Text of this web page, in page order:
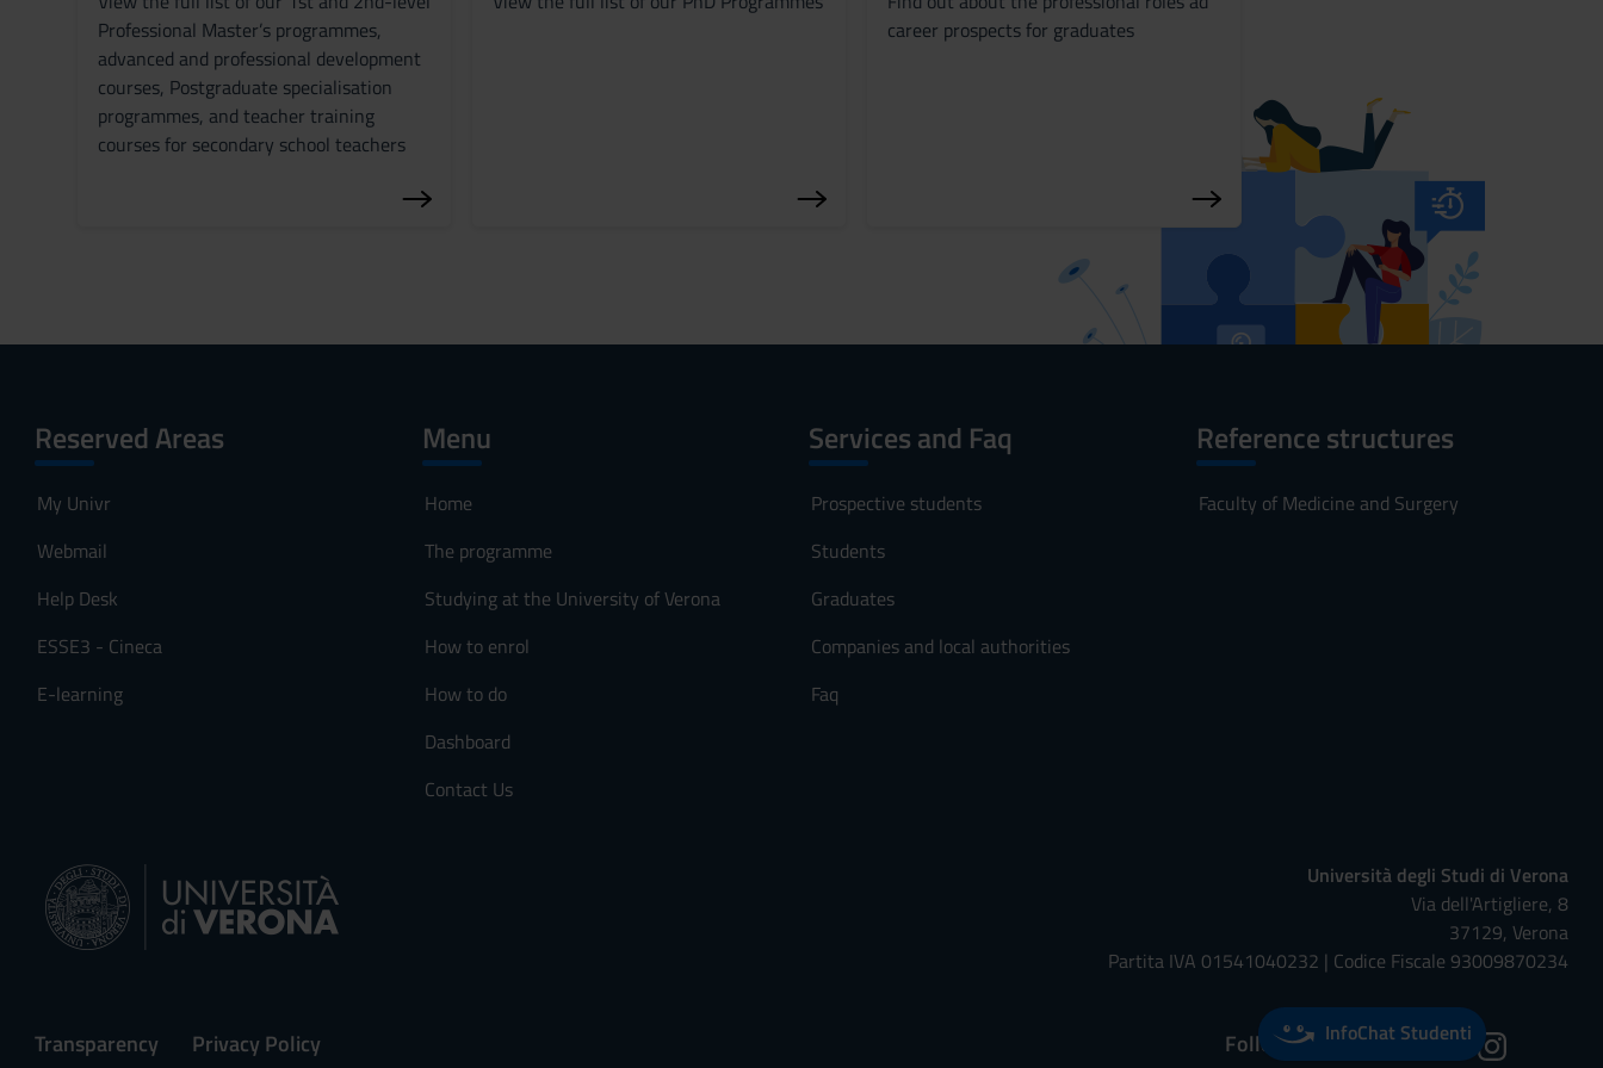
e
Professional Master’s programmes,
advanced and professional development
courses, Postgraduate specialisation
programmes, and teacher training
courses for secondary school teachers
career prospects for graduates
Reserved Areas
My Univr
Webmail
Help Desk
ESSE3 - Cineca
E-learning
Menu
Home
The programme
Studying at the University of Verona
How to enrol
How to do
Dashboard
Contact Us
Services and Faq
Prospective students
Students
Graduates
Companies and local authorities
Faq
Reference structures
Faculty of Medicine and Surgery
Università degli Studi di Verona
Via dell'Artigliere, 8
37129, Verona
Partita IVA 01541040232 | Codice Fiscale 93009870234
Transparency Privacy Policy Follow us on:InfoChat Studenti